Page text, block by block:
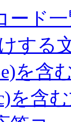
ード
する
を含
を含